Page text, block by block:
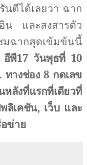
นตีได้เลยว่า ฉาก
น และสงสารตัว
ฉากสุดเข้มข้นนี้
อีพี17 วันพุธที่ 10
ทางช่อง 8 กดเลข
ลังที่แรกที่เดียวที่
ลิเคชัน, เว็บ และ
ข่าย